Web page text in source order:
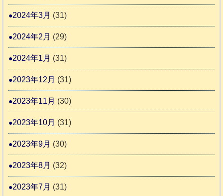
2024年3月 (31)
2024年2月 (29)
2024年1月 (31)
2023年12月 (31)
2023年11月 (30)
2023年10月 (31)
2023年9月 (30)
2023年8月 (32)
2023年7月 (31)